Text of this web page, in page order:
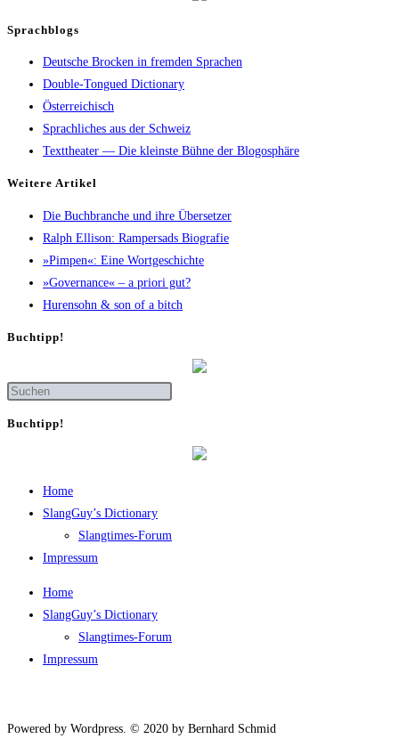
Sprachblogs
Deutsche Brocken in fremden Sprachen
Double-Tongued Dictionary
Österreichisch
Sprachliches aus der Schweiz
Texttheater — Die kleinste Bühne der Blogosphäre
Wei­te­re Artikel
Die Buch­bran­che und ihre Übersetzer
Ralph Elli­son: Ram­pers­ads Biografie
»Pim­pen«: Eine Wortgeschichte
»Gover­nan­ce« – a prio­ri gut?
Huren­sohn & son of a bitch
Buch­tipp!
Buch­tipp!
Home
SlangGuy’s Dic­tion­a­ry
Slang­times-Forum
Impres­sum
Home
SlangGuy’s Dic­tion­a­ry
Slang­times-Forum
Impres­sum
Powered by Wordpress. © 2020 by Bernhard Schmid